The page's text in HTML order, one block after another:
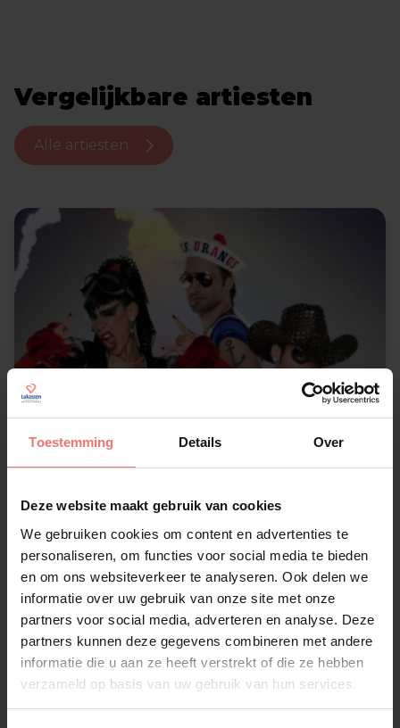
Toestemming Details Over
Deze website maakt gebruik van cookies
We gebruiken cookies om content en advertenties te
personaliseren, om functies voor social media te bieden
en om ons websiteverkeer te analyseren. Ook delen we
informatie over uw gebruik van onze site met onze
partners voor social media, adverteren en analyse. Deze
partners kunnen deze gegevens combineren met andere
informatie die u aan ze heeft verstrekt of die ze hebben
verzameld op basis van uw gebruik van hun services.
Vergelijkbare artiesten
Alle artiesten
Vengaboys
€ 12500,-
Lees meer